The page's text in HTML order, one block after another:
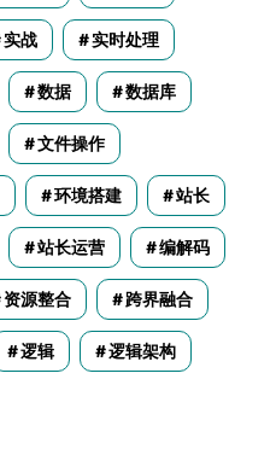
实战 实时处理
数据 数据库
文件操作
环境搭建 站长
站长运营 编解码
资源整合 跨界融合
逻辑 逻辑架构